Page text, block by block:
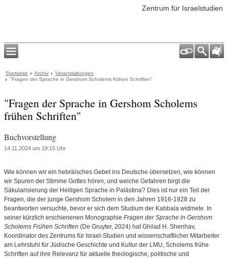
Zentrum für Israelstudien
Startseite Archiv
Veranstaltungen
"Fragen der Sprache in Gershom Scholems frühen Schriften"
"Fragen der Sprache in Gershom Scholems
frühen Schriften"
Buchvorstellung
14.11.2024 um 19:15 Uhr
Wie können wir ein hebräisches Gebet ins Deutsche übersetzen, wie können
wir Spuren der Stimme Gottes hören, und welche Gefahren birgt die
Säkularisierung der Heiligen Sprache in Palästina? Dies ist nur ein Teil der
Fragen, die der junge Gershom Scholem in den Jahren 1916-1928 zu
beantworten versuchte, bevor er sich dem Studium der Kabbala widmete. In
seiner kürzlich erschienenen Monographie Fragen der Sprache in Gershom
Scholems Frühen Schriften (De Gruyter, 2024) hat Ghilad H. Shenhav,
Koordinator des Zentrums für Israel-Studien und wissenschaftlicher Mitarbeiter
am Lehrstuhl für Jüdische Geschichte und Kultur der LMU, Scholems frühe
Schriften auf ihre Relevanz für aktuelle theologische, politische und